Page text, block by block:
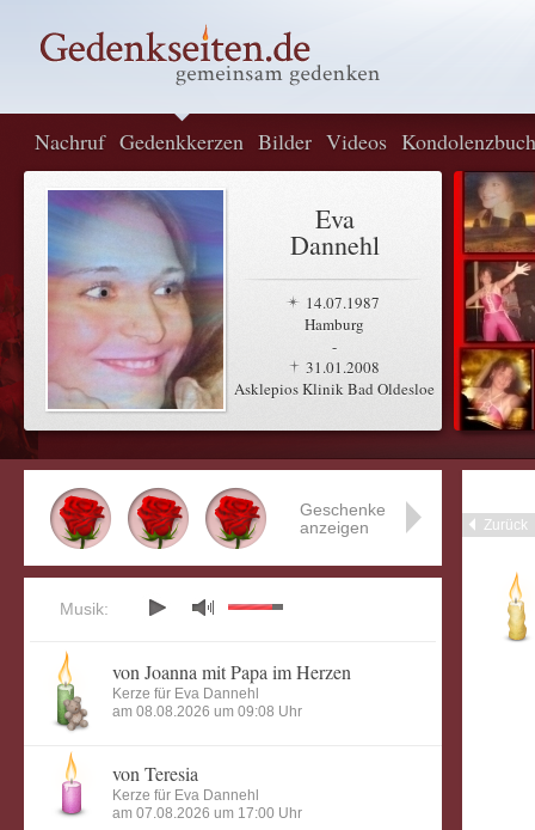
Nachruf Gedenkkerzen Bilder Videos Kondolenzbuch
Eva
Dannehl
14.07.1987
Hamburg
-
31.01.2008
Asklepios Klinik Bad Oldesloe
Zurück
Geschenke
anzeigen
Musik:
von Joanna mit Papa im Herzen
Kerze für Eva Dannehl
am 08.08.2026 um 09:08 Uhr
von Teresia
Kerze für Eva Dannehl
am 07.08.2026 um 17:00 Uhr